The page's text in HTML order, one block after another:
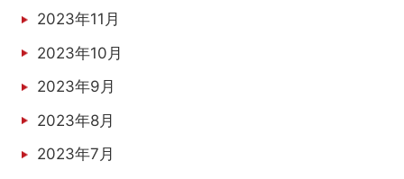
2023年11月
2023年10月
2023年9月
2023年8月
2023年7月